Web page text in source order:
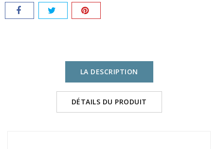
LA DESCRIPTION
DÉTAILS DU PRODUIT